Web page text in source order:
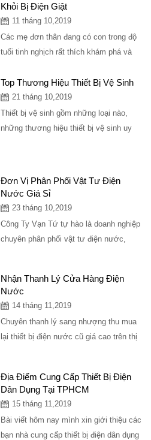
Khỏi Bị Điện Giật
11 tháng 10,2019
Các mẹ đơn thân đang có con trong độ
tuổi tinh nghịch rất thích khám phá và
điện,...
Top Thương Hiệu Thiết Bị Vệ Sinh
21 tháng 10,2019
Thiết bị vệ sinh gồm những loại nào,
những thương hiệu thiết bị vệ sinh uy
Đơn Vị Phân Phối Vật Tư Điện
Nước Giá Sỉ
23 tháng 10,2019
Công Ty Vạn Tứ tự hào là doanh nghiệp
chuyên phân phối vật tư điện nước,
Nhận Thanh Lý Cửa Hàng Điện
Nước
14 tháng 11,2019
Chuyên thanh lý sang nhượng thu mua
lại thiết bị điện nước cũ giá cao trên thị
Địa Điểm Cung Cấp Thiết Bị Điện
Dân Dụng Tại TPHCM
15 tháng 11,2019
Bài viết hôm nay mình xin giới thiệu các
bạn nhà cung cấp thiết bị điện dân dụng